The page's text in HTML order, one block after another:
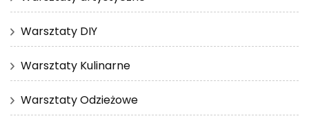
Warsztaty DIY
Warsztaty Kulinarne
Warsztaty Odzieżowe